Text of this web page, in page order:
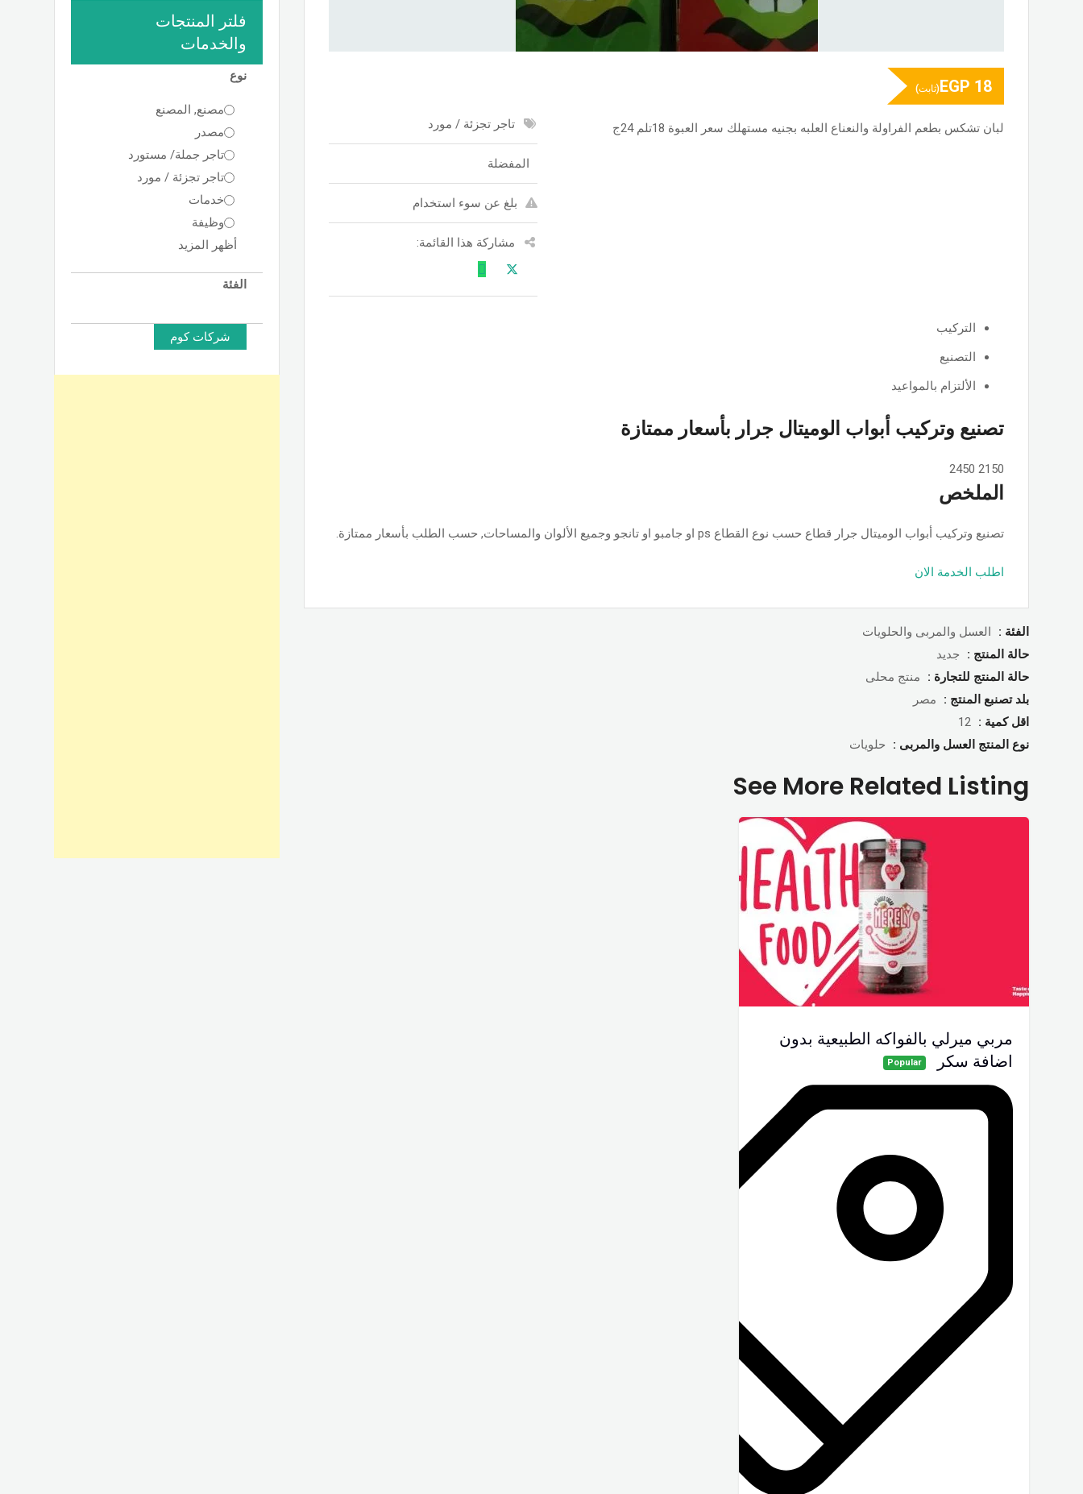
EGP 18 (ثابت)
لبان تشكس بطعم الفراولة والنعناع العلبه بجنيه مستهلك سعر العبوة 18تلم 24ج تاجر تجزئة / مورد
المفضلة
بلغ عن سوء استخدام
مشاركة هذا القائمة:
التركيب
التصنيع
الألتزام بالمواعيد
تصنيع وتركيب أبواب الوميتال جرار بأسعار ممتازة
2150
2450
الملخص
تصنيع وتركيب أبواب الوميتال جرار قطاع حسب نوع القطاع ps او جامبو او تانجو وجميع الألوان والمساحات, حسب الطلب بأسعار ممتازة.
اطلب الخدمة الان
الفئة :
العسل والمربى والحلويات
حالة المنتج :
جديد
حالة المنتج للتجارة :
منتج محلى
بلد تصنبع المنتج :
مصر
اقل كمية : 12
نوع المنتج العسل والمربى :
حلويات
See More Related Listing
مربي ميرلي بالفواكه الطبيعية بدون
اضافة سكر
Popular
فلتر المنتجات
والخدمات
نوع
مصنع, المصنع
مصدر
تاجر جملة/ مستورد
تاجر تجزئة / مورد
خدمات
وظيفة
أظهر المزيد
الفئة
شركات كوم